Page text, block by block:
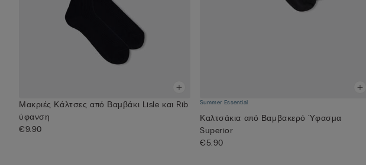
Μακριές Κάλτσες από Βαμβάκι Lisle και Rib
ύφανση
€9.90
Summer Essential
Καλτσάκια από Βαμβακερό Ύφασμα
Superior
€5.90